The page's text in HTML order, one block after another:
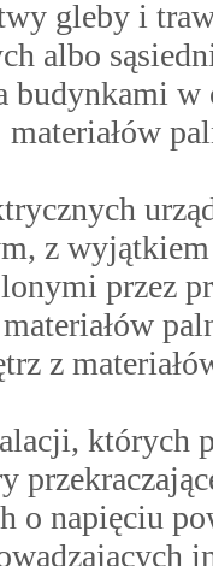
gleby i
albo
budynkami
materiałów
z
przez
z
których
o napięciu